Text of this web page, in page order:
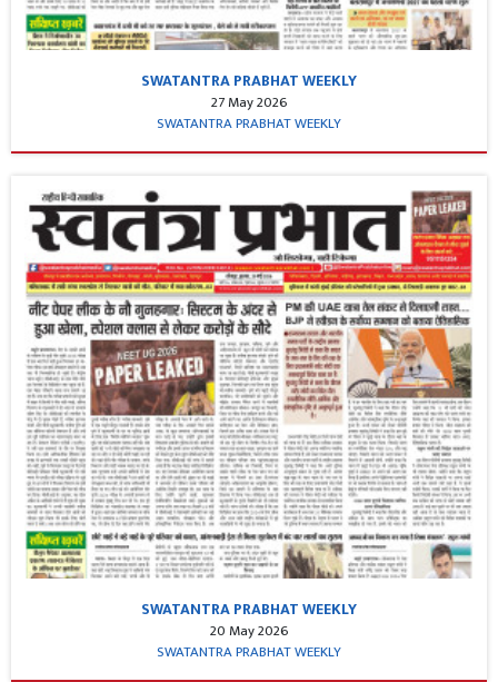
SWATANTRA PRABHAT WEEKLY
27 May 2026
SWATANTRA PRABHAT WEEKLY
SWATANTRA PRABHAT WEEKLY
20 May 2026
SWATANTRA PRABHAT WEEKLY